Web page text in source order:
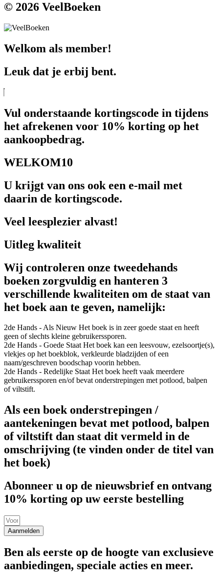
© 2026 VeelBoeken
Welkom als member!
Leuk dat je erbij bent.
Vul onderstaande kortingscode in tijdens
het afrekenen voor 10% korting op het
aankoopbedrag.
WELKOM10
U krijgt van ons ook een e-mail met
daarin de kortingscode.
Veel leesplezier alvast!
Uitleg kwaliteit
Wij controleren onze tweedehands
boeken zorgvuldig en hanteren 3
verschillende kwaliteiten om de staat van
het boek aan te geven, namelijk:
2de Hands - Als Nieuw Het boek is in zeer goede staat en heeft
geen of slechts kleine gebruikerssporen.
2de Hands - Goede Staat Het boek kan een leesvouw, ezelsoortje(s),
vlekjes op het boekblok, verkleurde bladzijden of een
naam/geschreven boodschap voorin hebben.
2de Hands - Redelijke Staat Het boek heeft vaak meerdere
gebruikerssporen en/of bevat onderstrepingen met potlood, balpen
of viltstift.
Als een boek onderstrepingen /
aantekeningen bevat met potlood, balpen
of viltstift dan staat dit vermeld in de
omschrijving (te vinden onder de titel van
het boek)
Abonneer u op de nieuwsbrief en ontvang
10% korting op uw eerste bestelling
Aanmelden
Ben als eerste op de hoogte van exclusieve
aanbiedingen, speciale acties en meer.